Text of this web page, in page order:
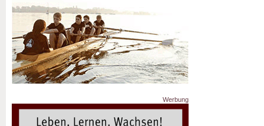
Werbung